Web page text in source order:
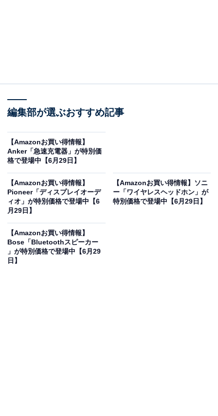
に！ 7％オフで登場
パナソニック ヘアドライヤー ナノケア ナノイー 静電気抑
制 ホワイト EH-NA2K-W
Amazonで見る
編集部が選ぶおすすめ記事
【Amazonお買い得情報】
Anker「急速充電器」が特別価
格で登場中【6月29日】
【Amazonお買い得情報】
Pioneer「ディスプレイオーデ
ィオ」が特別価格で登場中【6
月29日】
【Amazonお買い得情報】ソニ
ー「ワイヤレスヘッドホン」が
特別価格で登場中【6月29日】
【Amazonお買い得情報】
Bose「Bluetoothスピーカー
」が特別価格で登場中【6月29
日】